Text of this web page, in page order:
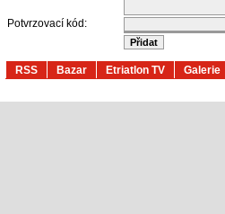
Potvrzovací kód:
RSS Bazar Etriatlon TV Galerie